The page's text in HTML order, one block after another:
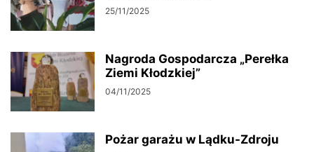
25/11/2025
Nagroda Gospodarcza „Perełka
Ziemi Kłodzkiej”
04/11/2025
Pożar garażu w Lądku-Zdroju